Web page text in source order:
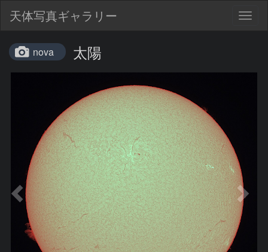
天体写真ギャラリー
nova 太陽